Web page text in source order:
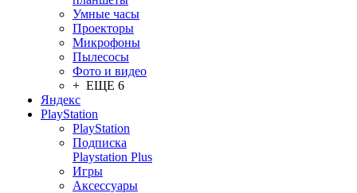
Умные часы
Проекторы
Микрофоны
Пылесосы
Фото и видео
+ ЕЩЕ 6
Яндекс
PlayStation
PlayStation
Подписка
Playstation Plus
Игры
Аксессуары